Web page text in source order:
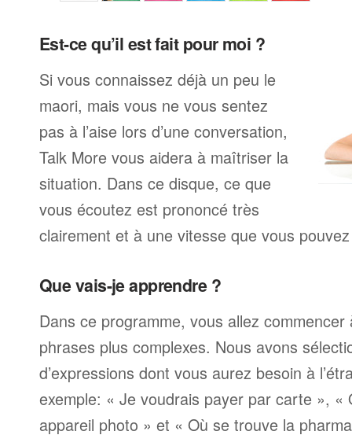
Est-ce qu’il est fait pour moi ?
Si vous connaissez déjà un peu le
maori, mais vous ne vous sentez
pas à l’aise lors d’une conversation,
Talk More vous aidera à maîtriser la
situation. Dans ce disque, ce que
vous écoutez est prononcé très
clairement et à une vitesse que vous
Que vais-je apprendre ?
Dans ce programme, vous allez
phrases plus complexes. Nous avons
d’expressions dont vous aurez besoin à
exemple: « Je voudrais payer par carte », «
appareil photo » et « Où se trouve la